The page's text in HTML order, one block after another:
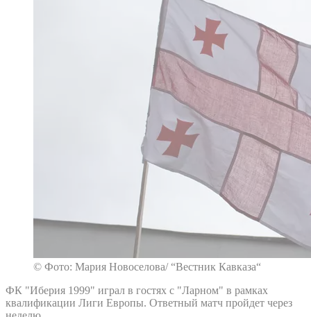
© Фото: Мария Новоселова/ “Вестник Кавказа“
ФК "Иберия 1999" играл в гостях с "Ларном" в рамках
квалификации Лиги Европы. Ответный матч пройдет через